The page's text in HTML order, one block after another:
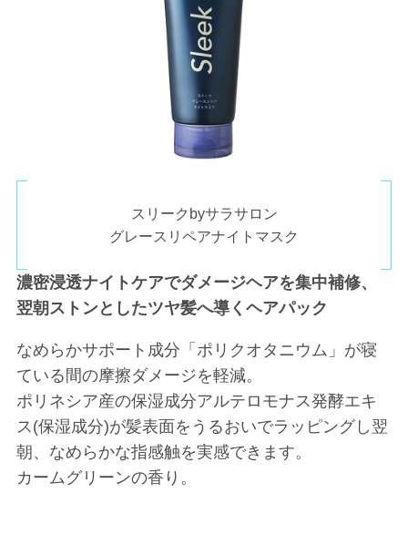
スリークbyサラサロン
グレースリペアナイトマスク
濃密浸透ナイトケアでダメージヘアを集中補修、
翌朝ストンとしたツヤ髪へ導くヘアパック
なめらかサポート成分「ポリクオタニウム」が寝
ている間の摩擦ダメージを軽減。
ポリネシア産の保湿成分アルテロモナス発酵エキ
ス(保湿成分)が髪表面をうるおいでラッピングし翌
朝、なめらかな指感触を実感できます。
カームグリーンの香り。